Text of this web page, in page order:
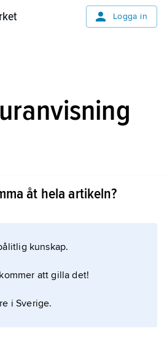
Logga in
åt hela artikeln?
kunskap.
att gilla det!
i Sverige.